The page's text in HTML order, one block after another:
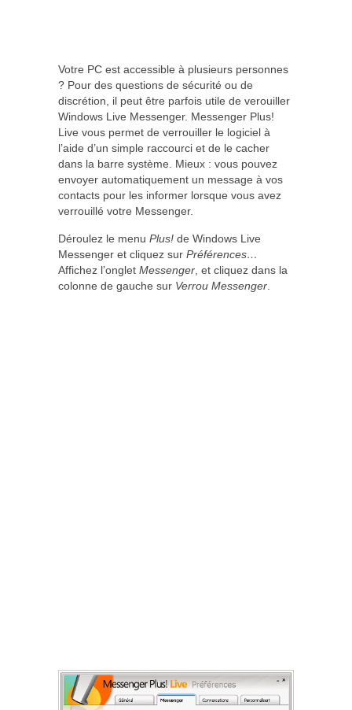
Votre PC est accessible à plusieurs personnes
? Pour des questions de sécurité ou de
discrétion, il peut être parfois utile de verouiller
Windows Live Messenger. Messenger Plus!
Live vous permet de verrouiller le logiciel à
l’aide d’un simple raccourci et de le cacher
dans la barre système. Mieux : vous pouvez
envoyer automatiquement un message à vos
contacts pour les informer lorsque vous avez
verrouillé votre Messenger.
Déroulez le menu Plus! de Windows Live
Messenger et cliquez sur Préférences…
Affichez l’onglet Messenger , et cliquez dans la
colonne de gauche sur Verrou Messenger